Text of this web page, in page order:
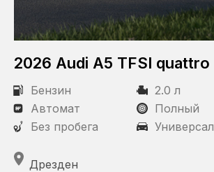
2026 Audi A5 TFSI quattro
Бензин
2.0 л
Автомат
Полный
Без пробега
Универсал
Дрезден